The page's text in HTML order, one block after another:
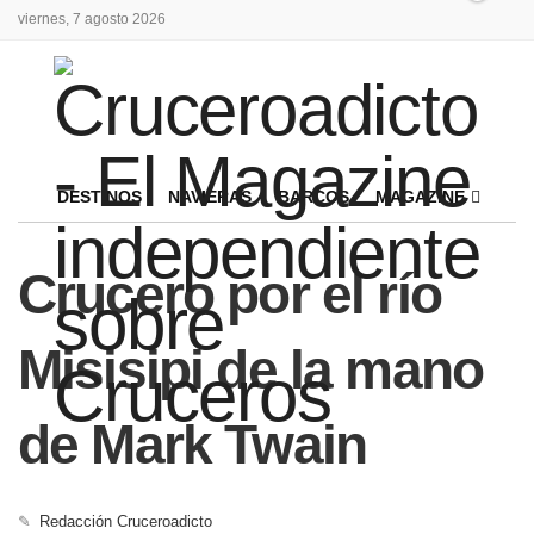
viernes, 7 agosto 2026
DESTINOS NAVIERAS BARCOS MAGAZINE
Crucero por el río
Misisipi de la mano
de Mark Twain
✎
Redacción Cruceroadicto